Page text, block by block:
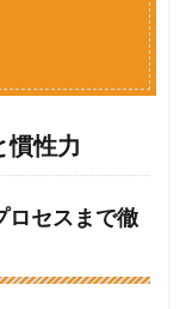
慣性力
ロセスまで徹